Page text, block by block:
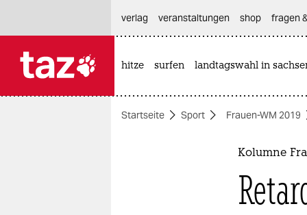
themen
verlag
veranstaltungen shop fragen
hitze surfen landtagswahl in
Startseite Sport Frauen-WM 2019
Kolumne